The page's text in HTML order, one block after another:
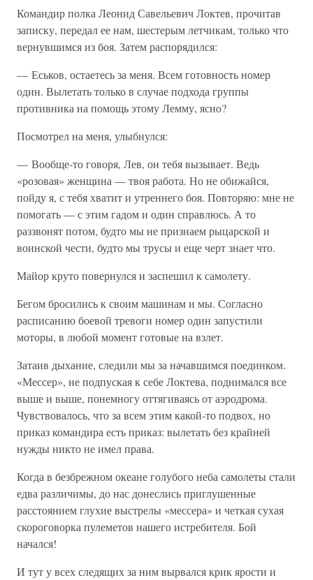
Командир полка Леонид Савельевич Локтев, прочитав
записку, передал ее нам, шестерым летчикам, только что
вернувшимся из боя. Затем распорядился:
— Еськов, остаетесь за меня. Всем готовность номер
один. Вылетать только в случае подхода группы
противника на помощь этому Лемму, ясно?
Посмотрел на меня, улыбнулся:
— Вообще-то говоря, Лев, он тебя вызывает. Ведь
«розовая» женщина — твоя работа. Но не обижайся,
пойду я, с тебя хватит и утреннего боя. Повторяю: мне не
помогать — с этим гадом и один справлюсь. А то
раззвонят потом, будто мы не признаем рыцарской и
воинской чести, будто мы трусы и еще черт знает что.
Майор круто повернулся и заспешил к самолету.
Бегом бросились к своим машинам и мы. Согласно
расписанию боевой тревоги номер один запустили
моторы, в любой момент готовые на взлет.
Затаив дыхание, следили мы за начавшимся поединком.
«Мессер», не подпуская к себе Локтева, поднимался все
выше и выше, понемногу оттягиваясь от аэродрома.
Чувствовалось, что за всем этим какой-то подвох, но
приказ командира есть приказ: вылетать без крайней
нужды никто не имел права.
Когда в безбрежном океане голубого неба самолеты стали
едва различимы, до нас донеслись приглушенные
расстоянием глухие выстрелы «мессера» и четкая сухая
скороговорка пулеметов нашего истребителя. Бой
начался!
И тут у всех следящих за ним вырвался крик ярости и